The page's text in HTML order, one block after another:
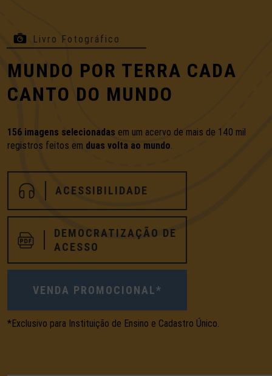
Livro Fotográfico
MUNDO POR TERRA CADA
CANTO DO MUNDO
156 imagens selecionadas em um acervo de mais de 140 mil
registros feitos em duas volta ao mundo
ACESSIBILIDADE
DEMOCRATIZAÇÃO DE
ACESSO
VENDA PROMOCIONAL*
*Exclusivo para Instituição de Ensino e Cadastro Único.